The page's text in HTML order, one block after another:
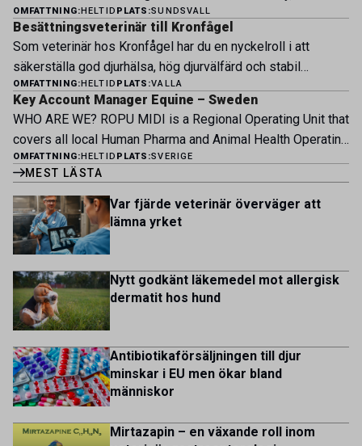
möjligheter att bedriva avancerad djursjukvård. Vad vi
erbjuder Särskilt meriterande: […]
och Bjertorp jobbar idag ett 60-tal medarbetare. Om kliniken
Bergsåkers Hästklinik bedriver veterinärverksamhet i en
modern klinik vid Bergsåkers travbana, Sundsvall. Vi
erbjuder ett mångfasetterat utbud av undersökningar och
behandlingar i välutrustade lokaler. Vi har cirka 7 500
patienter […]
OMFATTNING:HELTID PLATS:SUNDSVALL
Besättningsveterinär till Kronfågel
Som veterinär hos Kronfågel har du en nyckelroll i att
säkerställa god djurhälsa, hög djurvälfärd och stabil
produktion genom hela värdekedjan. Du arbetar nära våra
kontrakterade uppfödare och tillsammans med kollegor
inom produktion, kläckeri, slakt och kvalitet. Rollen präglas
av proaktivt arbete, kunskapsdelning och kontinuerlig
utveckling, där du bidrar till att stärka svensk
kycklingproduktion – […]
OMFATTNING:HELTID PLATS:VALLA
Key Account Manager Equine – Sweden
WHO ARE WE? ROPU MIDI is a Regional Operating Unit that
covers all local Human Pharma and Animal Health Operating
Units across Belgium, Denmark, Norway, Finland, Greece,
Portugal, Sweden, and The Netherlands. MIDI has a
multicultural and diverse work environment. More than
1.800 employees are striving to work together to improve
lives for patients and […]
OMFATTNING:HELTID PLATS:SVERIGE
MEST LÄSTA
Var fjärde veterinär överväger att
lämna yrket
Nytt godkänt läkemedel mot allergisk
dermatit hos hund
Antibiotikaförsäljningen till djur
minskar i EU men ökar bland
människor
Mirtazapin – en växande roll inom